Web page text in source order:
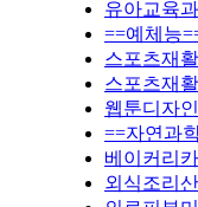
유아교육과
==예체능
스포츠재
스포츠재
웹툰디자
==자연과
베이커리
외식조리